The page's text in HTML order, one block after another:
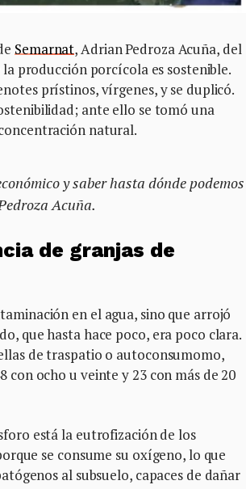
Semarnat, Adrian Pedroza Acuña, del
producción porcícola es sostenible.
prístinos, vírgenes, y se duplicó.
ante ello se tomó una
natural.
y saber hasta dónde podemos
Acuña.
de granjas de
en el agua, sino que arrojó
que hasta hace poco, era poco clara.
de traspatio o autoconsumomo,
con ocho u veinte y 23 con más de 20
está la eutrofización de los
se consume su oxígeno, lo que
al subsuelo, capaces de dañar